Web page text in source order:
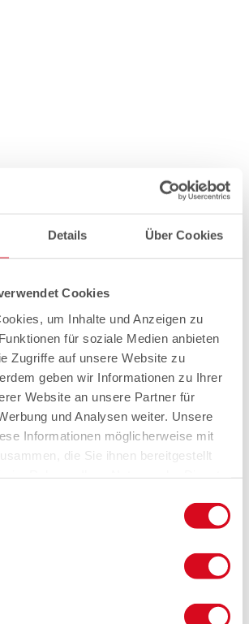
Details Über Cookies
Cookies
um Inhalte und Anzeigen zu
für soziale Medien anbieten
Zugriffe auf unsere Website zu
geben wir Informationen zu Ihrer
Website an unsere Partner für
und Analysen weiter. Unsere
Informationen möglicherweise mit
die Sie ihnen bereitgestellt